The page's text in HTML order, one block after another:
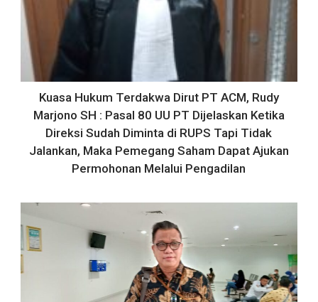
Kuasa Hukum Terdakwa Dirut PT ACM, Rudy
Marjono SH : Pasal 80 UU PT Dijelaskan Ketika
Direksi Sudah Diminta di RUPS Tapi Tidak
Jalankan, Maka Pemegang Saham Dapat Ajukan
Permohonan Melalui Pengadilan